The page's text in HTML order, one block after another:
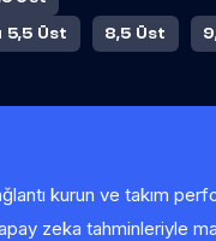
5,5 Üst 8,5 Üst
kurun ve takım
zeka tahminleriyle